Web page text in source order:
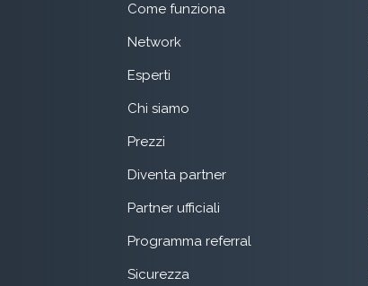
Come funziona
Network
Esperti
Chi siamo
Prezzi
Diventa partner
Partner ufficiali
Programma referral
Sicurezza